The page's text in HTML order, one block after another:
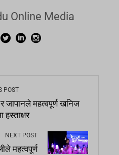
Online Media
POST
जापानले महत्वपूर्ण खनिज
हस्ताक्षर
NEXT POST
महत्वपूर्ण